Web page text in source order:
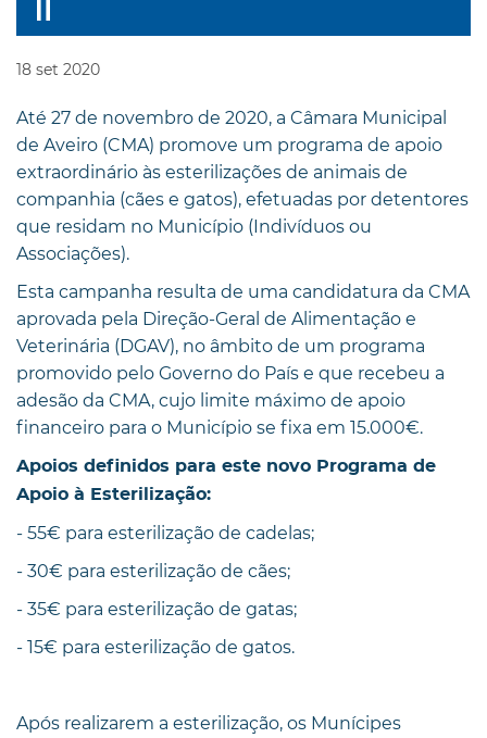
18 set 2020
Até 27 de novembro de 2020, a Câmara Municipal
de Aveiro (CMA) promove um programa de apoio
extraordinário às esterilizações de animais de
companhia (cães e gatos), efetuadas por detentores
que residam no Município (Indivíduos ou
Associações).
Esta campanha resulta de uma candidatura da CMA
aprovada pela Direção-Geral de Alimentação e
Veterinária (DGAV), no âmbito de um programa
promovido pelo Governo do País e que recebeu a
adesão da CMA, cujo limite máximo de apoio
financeiro para o Município se fixa em 15.000€.
Apoios definidos para este novo Programa de
Apoio à Esterilização:
- 55€ para esterilização de cadelas;
- 30€ para esterilização de cães;
- 35€ para esterilização de gatas;
- 15€ para esterilização de gatos.
Após realizarem a esterilização, os Munícipes